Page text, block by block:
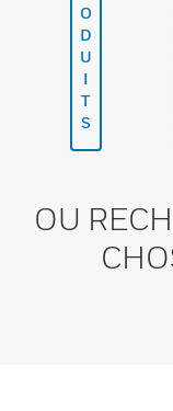
O
D
U
I
T
S
OU